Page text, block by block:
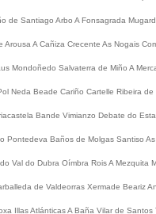
de Santiago Arbo A Fonsagrada
Arousa A Cañiza Crecente As Nogais
Mondoñedo Salvaterra de Miño A
Neda Beade Cariño Cartelle Ribeira de
Bande Vimianzo Debate do
Pontedeva Baños de Molgas Santiso
Val do Dubra Oímbra RoisA Mezquita
de Valdeorras Xermade Beariz
Illas AtlánticasA Baña Vilar de Santos